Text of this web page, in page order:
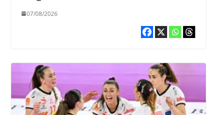
07/08/2026